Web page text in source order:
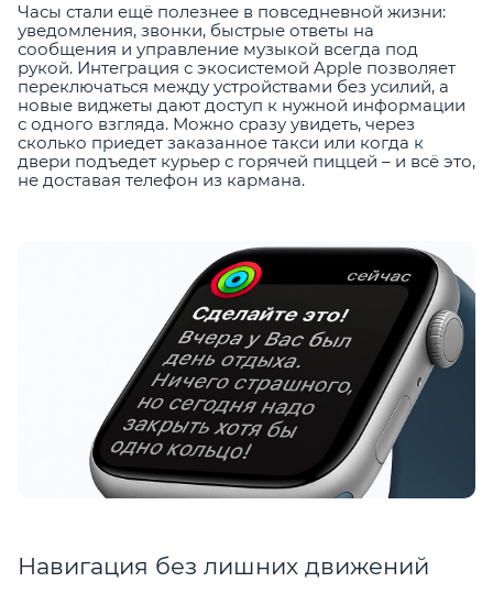
Часы стали ещё полезнее в повседневной жизни:
уведомления, звонки, быстрые ответы на
сообщения и управление музыкой всегда под
рукой. Интеграция с экосистемой Apple позволяет
переключаться между устройствами без усилий, а
новые виджеты дают доступ к нужной информации
с одного взгляда. Можно сразу увидеть, через
сколько приедет заказанное такси или когда к
двери подъедет курьер с горячей пиццей – и всё это,
не доставая телефон из кармана.
Навигация без лишних движений